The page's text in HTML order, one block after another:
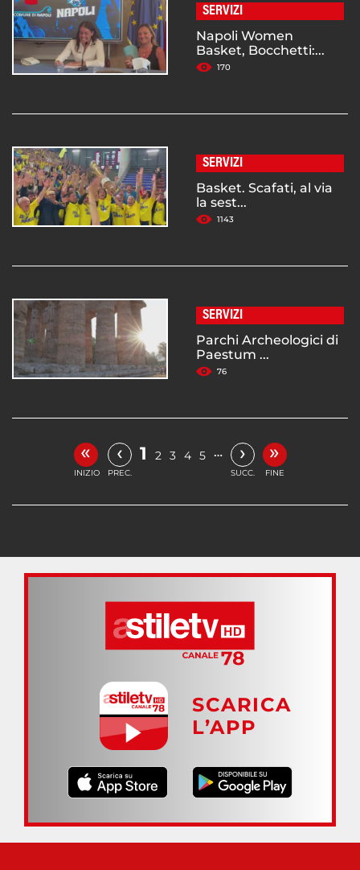
SERVIZI
Napoli Women
Basket, Bocchetti:...
170
SERVIZI
Basket. Scafati, al via
la sest...
1143
SERVIZI
Parchi Archeologici di
Paestum ...
76
«
INIZIO
‹
PREC.
1 2 3 4 5 … ›
SUCC.
»
FINE
SCARICA
L’APP